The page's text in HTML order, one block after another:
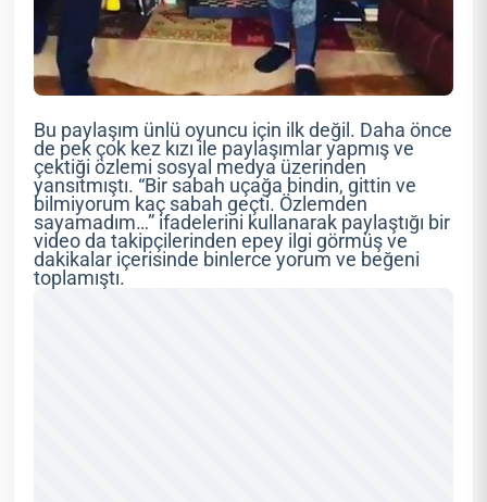
Bu paylaşım ünlü oyuncu için ilk değil. Daha önce
de pek çok kez kızı ile paylaşımlar yapmış ve
çektiği özlemi sosyal medya üzerinden
yansıtmıştı. “Bir sabah uçağa bindin, gittin ve
bilmiyorum kaç sabah geçti. Özlemden
sayamadım…” ifadelerini kullanarak paylaştığı bir
video da takipçilerinden epey ilgi görmüş ve
dakikalar içerisinde binlerce yorum ve beğeni
toplamıştı.